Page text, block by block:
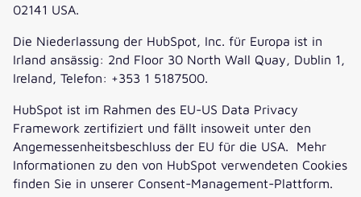
02141 USA.
Die Niederlassung der HubSpot, Inc. für Europa ist in
Irland ansässig: 2nd Floor 30 North Wall Quay, Dublin 1,
Ireland, Telefon: +353 1 5187500.
HubSpot ist im Rahmen des EU-US Data Privacy
Framework zertifiziert und fällt insoweit unter den
Angemessenheitsbeschluss der EU für die USA. Mehr
Informationen zu den von HubSpot verwendeten Cookies
finden Sie in unserer Consent-Management-Plattform.